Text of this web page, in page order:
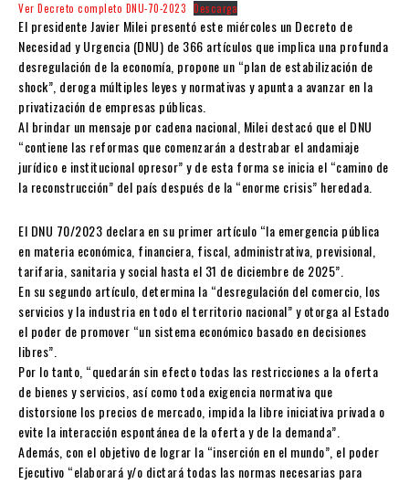
Ver Decreto completo DNU-70-2023 Descarga
El presidente Javier Milei presentó este miércoles un Decreto de
Necesidad y Urgencia (DNU) de 366 artículos que implica una profunda
desregulación de la economía, propone un “plan de estabilización de
shock”, deroga múltiples leyes y normativas y apunta a avanzar en la
privatización de empresas públicas.
Al brindar un mensaje por cadena nacional, Milei destacó que el DNU
“contiene las reformas que comenzarán a destrabar el andamiaje
jurídico e institucional opresor” y de esta forma se inicia el “camino de
la reconstrucción” del país después de la “enorme crisis” heredada.
El DNU 70/2023 declara en su primer artículo “la emergencia pública
en materia económica, financiera, fiscal, administrativa, previsional,
tarifaria, sanitaria y social hasta el 31 de diciembre de 2025”.
En su segundo artículo, determina la “desregulación del comercio, los
servicios y la industria en todo el territorio nacional” y otorga al Estado
el poder de promover “un sistema económico basado en decisiones
libres”.
Por lo tanto, “quedarán sin efecto todas las restricciones a la oferta
de bienes y servicios, así como toda exigencia normativa que
distorsione los precios de mercado, impida la libre iniciativa privada o
evite la interacción espontánea de la oferta y de la demanda”.
Además, con el objetivo de lograr la “inserción en el mundo”, el poder
Ejecutivo “elaborará y/o dictará todas las normas necesarias para